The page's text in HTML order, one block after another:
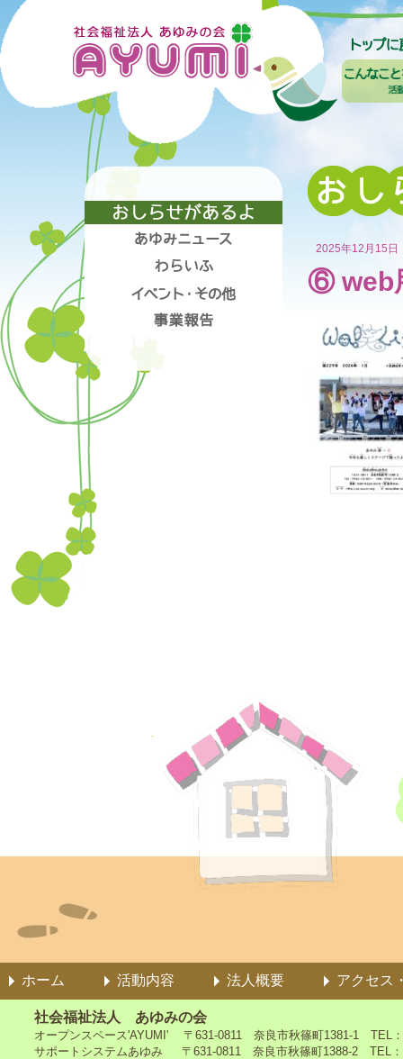
2025年12月15日
⑥ web
ホーム 活動内容 法人概要 アクセス
社会福祉法人 あゆみの会
オープンスペース'AYUMI' 〒631-0811 奈良市秋篠町1381-1 TEL
サポートシステムあゆみ 〒631-0811 奈良市秋篠町1388-2 TEL：